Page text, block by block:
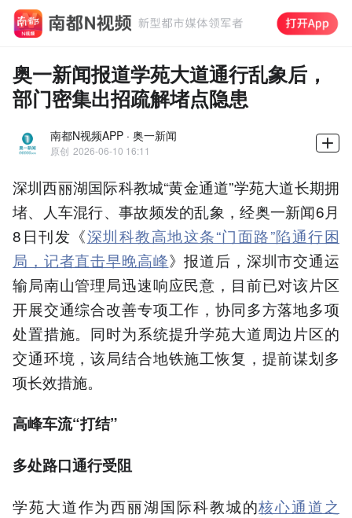
奥一新闻报道学苑大道通行乱象后，
部门密集出招疏解堵点隐患
南都N视频APP · 奥一新闻
原创 2026-06-10 16:11
深圳西丽湖国际科教城“黄金通道”学苑大道长期拥
堵、人车混行、事故频发的乱象，经奥一新闻6月
8日刊发《深圳科教高地这条“门面路”陷通行困
局，记者直击早晚高峰》报道后，深圳市交通运
输局南山管理局迅速响应民意，目前已对该片区
开展交通综合改善专项工作，协同多方落地多项
处置措施。同时为系统提升学苑大道周边片区的
交通环境，该局结合地铁施工恢复，提前谋划多
项长效措施。
高峰车流“打结”
多处路口通行受阻
学苑大道作为西丽湖国际科教城的核心通道之